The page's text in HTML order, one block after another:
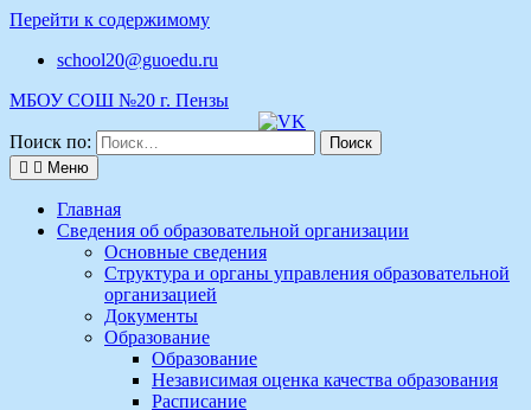
Перейти к содержимому
school20@guoedu.ru
МБОУ СОШ №20 г. Пензы
Поиск по:
Меню
Главная
Сведения об образовательной организации
Основные сведения
Структура и органы управления образовательной
организацией
Документы
Образование
Образование
Независимая оценка качества образования
Расписание